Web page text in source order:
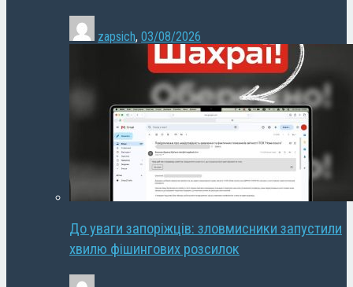
zapsich, 03/08/2026
До уваги запоріжців: зловмисники запустили
хвилю фішингових розсилок